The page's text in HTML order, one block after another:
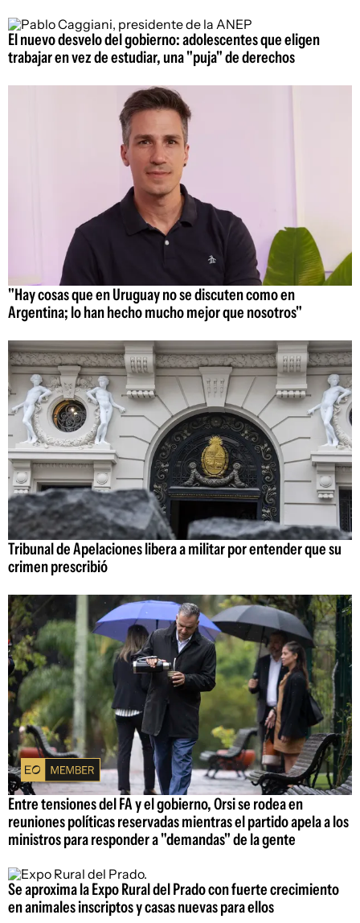
El nuevo desvelo del gobierno: adolescentes que eligen
trabajar en vez de estudiar, una "puja" de derechos
"Hay cosas que en Uruguay no se discuten como en
Argentina; lo han hecho mucho mejor que nosotros"
Tribunal de Apelaciones libera a militar por entender que su
crimen prescribió
Entre tensiones del FA y el gobierno, Orsi se rodea en
reuniones políticas reservadas mientras el partido apela a los
ministros para responder a "demandas" de la gente
Se aproxima la Expo Rural del Prado con fuerte crecimiento
en animales inscriptos y casas nuevas para ellos